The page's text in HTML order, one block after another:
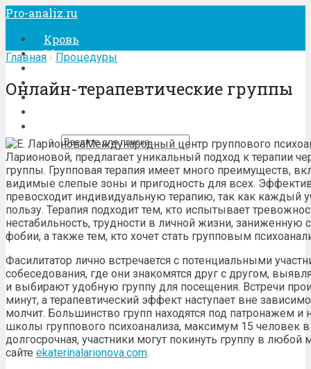
Pro-analiz.ru
Кровь
Моча
Кал
Беременность
Лечение
Главная › Процедуры
Онлайн-терапевтические группы
Международный центр группового
Ларионовой, предлагает уникальный подход к терапии
группы. Групповая терапия имеет много преимуществ,
видимые слепые зоны и пригодность для всех.
превосходит индивидуальную терапию, так как каждый
пользу. Терапия подходит тем, кто испытывает
нестабильность, трудности в личной жизни, заниженную
фобии, а также тем, кто хочет стать групповым
Фасилитатор лично встречается с потенциальными
собеседования, где они знакомятся друг с другом,
и выбирают удобную группу для посещения. Встречи
минут, а терапевтический эффект наступает вне
молчит. Большинство групп находятся под патронажем
школы группового психоанализа, максимум 15 человек в
долгосрочная, участники могут покинуть группу в любой
сайте ekaterinalarionova.com.